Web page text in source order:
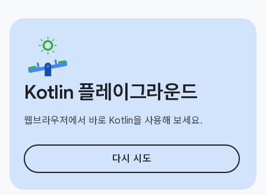
Kotlin 플레이그라운드
웹브라우저에서 바로 Kotlin을 사용해 보세요.
다시 시도